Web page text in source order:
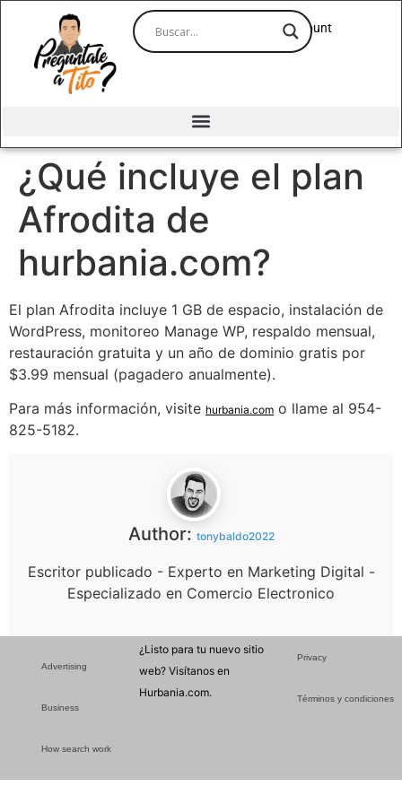
Account
¿Qué incluye el plan
Afrodita de
hurbania.com?
El plan Afrodita incluye 1 GB de espacio, instalación de
WordPress, monitoreo Manage WP, respaldo mensual,
restauración gratuita y un año de dominio gratis por
$3.99 mensual (pagadero anualmente).
Para más información, visite hurbania.com o llame al 954-
825-5182.
Author: tonybaldo2022
Escritor publicado - Experto en Marketing Digital -
Especializado en Comercio Electronico
Advertising
Business
How search work
¿Listo para tu nuevo sitio
web? Visítanos en
Hurbania.com.
Privacy
Términos y condiciones